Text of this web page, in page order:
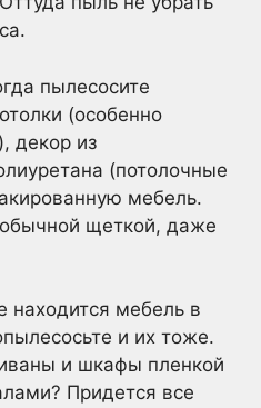
пылесосите
(особенно
декор из
(потолочные
мебель.
щеткой, даже
находится мебель в
и их тоже.
и шкафы пленкой
Придется все